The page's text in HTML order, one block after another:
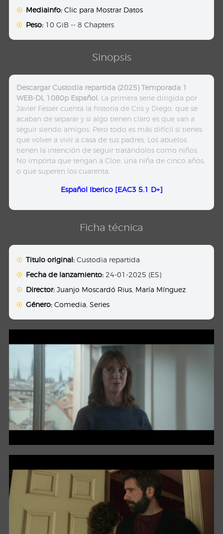
Mediainfo: Clic para Mostrar Datos
Peso: 10 GiB -- 8 Chapters
Sinopsis
Descargar Custodia repartida (2025) Temporada 1
WEB-DL 1080p Español. La primera serie dirigida por
Javier Fesser cuenta la historia de Cris y Diego, que se
acaban de separar y si algo tienen claro es que van a
seguir siendo amigos. Pero todo es más difícil si tienes
que volver a vivir a casa de tus padres. Los abuelos
tienen la intención de seguir tratándolos como niños.
No importa que tengan a Cloe, una niña de cinco años,
o que superen los cuarenta.
Español Iberico [EAC3 5.1 D+]
Ficha técnica
Titulo original: Custodia repartida
Fecha de lanzamiento: 24-01-2025 (ES)
Director: Juanjo Moscardó Rius María Mínguez
Género: Comedia ,Series